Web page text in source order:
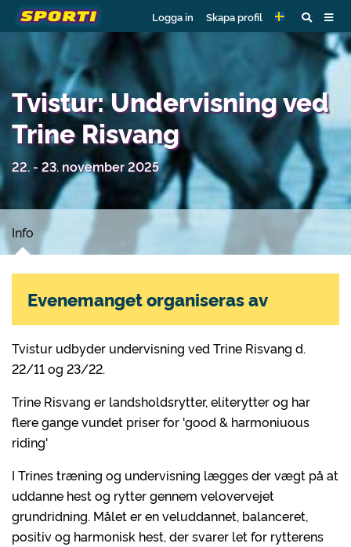
Logga in Skapa profil
Tvistur: Undervisning ved
Trine Risvang
22. - 23. november 2025
Info
Tvistur udbyder undervisning ved Trine Risvang d.
22/11 og 23/22.
Trine Risvang er landsholdsrytter, eliterytter og har
flere gange vundet priser for 'good & harmoniuous
riding'
I Trines træning og undervisning lægges der vægt på at
uddanne hest og rytter gennem velovervejet
grundridning. Målet er en veluddannet, balanceret,
positiv og harmonisk hest, der svarer let for rytterens
Evenemanget organiseras av